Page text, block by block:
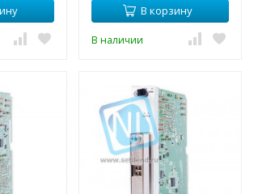
В корзину
В наличии